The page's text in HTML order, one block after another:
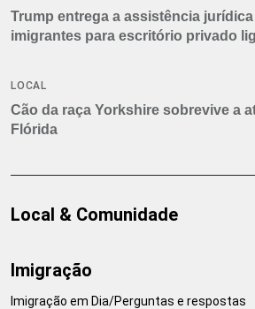
Trump entrega a assistência
imigrantes para escritório privado
LOCAL
Cão da raça Yorkshire sobrevive a
Flórida
Local & Comunidade
Imigração
Imigração em Dia/Perguntas e respostas